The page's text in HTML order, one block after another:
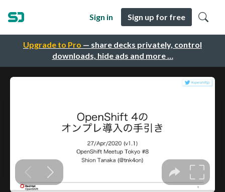
Upgrade to Pro — share decks privately, control
downloads, hide ads and more …
Sign in Sign up for free